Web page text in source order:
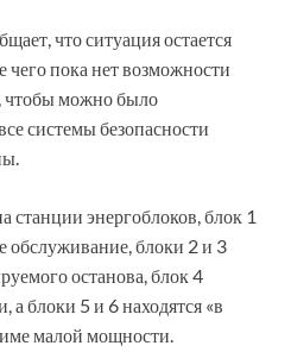
что ситуация остается
чего пока нет возможности
чтобы можно было
системы безопасности
станции энергоблоков, блок 1
обслуживание, блоки 2 и 3
останова, блок 4
а блоки 5 и 6 находятся «в
малой мощности.